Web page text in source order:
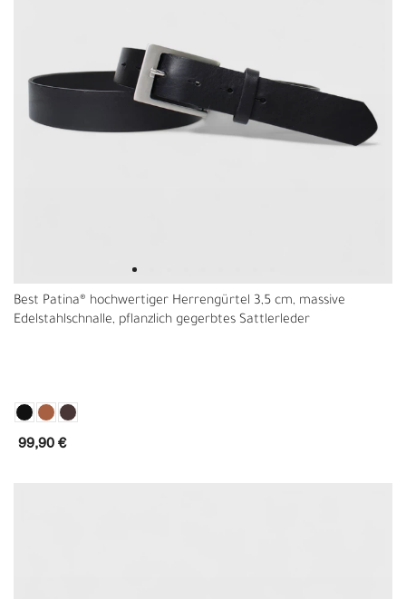
Best Patina® hochwertiger Herrengürtel 3,5 cm, massive
Edelstahlschnalle, pflanzlich gegerbtes Sattlerleder
99,90 €